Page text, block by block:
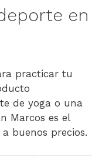
en
practicar tu
de yoga o una
Marcos es el
buenos precios.